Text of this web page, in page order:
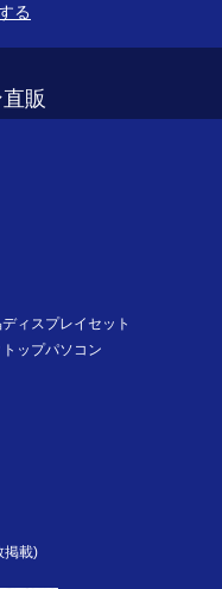
る
販
ィスプレイセット
ップパソコン
掲載)